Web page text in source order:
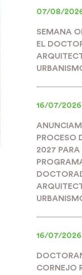
07/08/
SEMANA
EL
16/07/2026
PROCESO
2027 PARA
16/07/2026
CORNEJO